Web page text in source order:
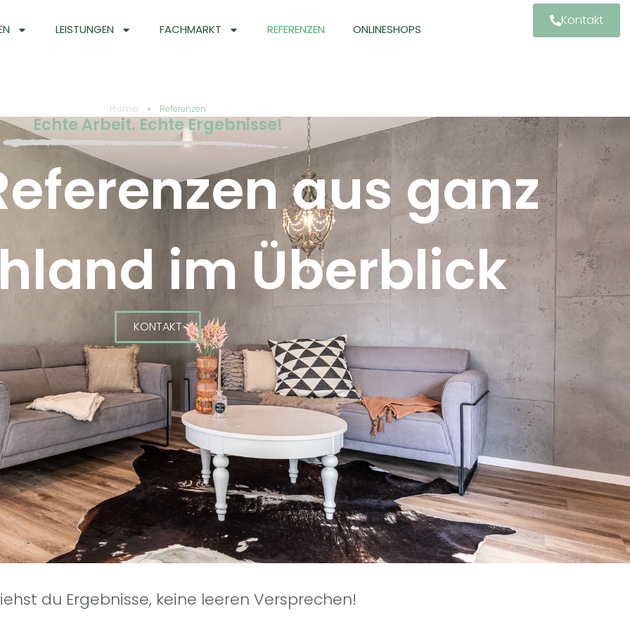
LEISTUNGEN FACHMARKT REFERENZEN ONLINESHOPS
Kontakt
Home » Referenzen
Echte Arbeit. Echte Ergebnisse!
aus ganz
im Überblick
KONTAKT
du Ergebnisse, keine leeren Versprechen!